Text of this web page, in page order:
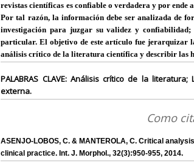
revistas científicas es confiable o verdadera y por
Por tal razón, la información debe ser analizada de
investigación para juzgar su validez y
particular. El objetivo de este artículo fue jerarquizar
análisis crítico de la literatura científica y describir las
PALABRAS CLAVE: Análisis crítico de la
externa.
Como
ASENJO-LOBOS, C. & MANTEROLA, C. Critical
clinical practice. Int. J. Morphol., 32(3):950-955, 2014.